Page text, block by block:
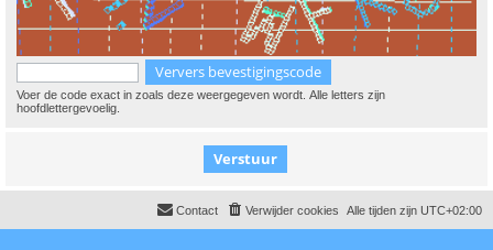
Voer de code exact in zoals deze weergegeven wordt. Alle letters zijn
hoofdlettergevoelig.
Alle tijden zijn UTC+02:00
Verwijder cookies
Contact